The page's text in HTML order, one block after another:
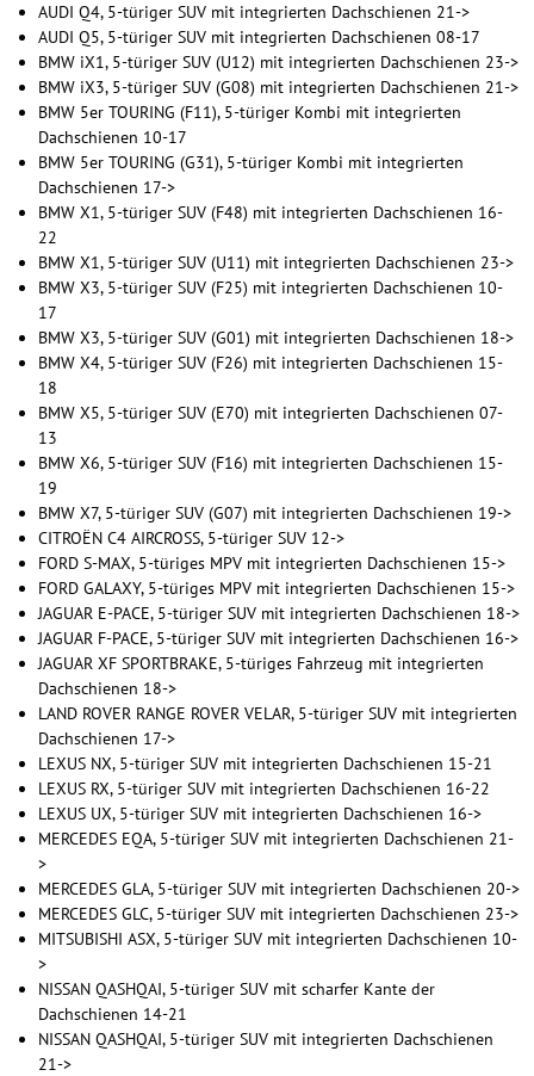
AUDI Q4, 5-türiger SUV mit integrierten Dachschienen 21->
AUDI Q5, 5-türiger SUV mit integrierten Dachschienen 08-17
BMW iX1, 5-türiger SUV (U12) mit integrierten Dachschienen 23->
BMW iX3, 5-türiger SUV (G08) mit integrierten Dachschienen 21->
BMW 5er TOURING (F11), 5-türiger Kombi mit integrierten
Dachschienen 10-17
BMW 5er TOURING (G31), 5-türiger Kombi mit integrierten
Dachschienen 17->
BMW X1, 5-türiger SUV (F48) mit integrierten Dachschienen 16-
22
BMW X1, 5-türiger SUV (U11) mit integrierten Dachschienen 23->
BMW X3, 5-türiger SUV (F25) mit integrierten Dachschienen 10-
17
BMW X3, 5-türiger SUV (G01) mit integrierten Dachschienen 18->
BMW X4, 5-türiger SUV (F26) mit integrierten Dachschienen 15-
18
BMW X5, 5-türiger SUV (E70) mit integrierten Dachschienen 07-
13
BMW X6, 5-türiger SUV (F16) mit integrierten Dachschienen 15-
19
BMW X7, 5-türiger SUV (G07) mit integrierten Dachschienen 19->
CITROËN C4 AIRCROSS, 5-türiger SUV 12->
FORD S-MAX, 5-türiges MPV mit integrierten Dachschienen 15->
FORD GALAXY, 5-türiges MPV mit integrierten Dachschienen 15->
JAGUAR E-PACE, 5-türiger SUV mit integrierten Dachschienen 18->
JAGUAR F-PACE, 5-türiger SUV mit integrierten Dachschienen 16->
JAGUAR XF SPORTBRAKE, 5-türiges Fahrzeug mit integrierten
Dachschienen 18->
LAND ROVER RANGE ROVER VELAR, 5-türiger SUV mit integrierten
Dachschienen 17->
LEXUS NX, 5-türiger SUV mit integrierten Dachschienen 15-21
LEXUS RX, 5-türiger SUV mit integrierten Dachschienen 16-22
LEXUS UX, 5-türiger SUV mit integrierten Dachschienen 16->
MERCEDES EQA, 5-türiger SUV mit integrierten Dachschienen 21-
>
MERCEDES GLA, 5-türiger SUV mit integrierten Dachschienen 20->
MERCEDES GLC, 5-türiger SUV mit integrierten Dachschienen 23->
MITSUBISHI ASX, 5-türiger SUV mit integrierten Dachschienen 10-
>
NISSAN QASHQAI, 5-türiger SUV mit scharfer Kante der
Dachschienen 14-21
NISSAN QASHQAI, 5-türiger SUV mit integrierten Dachschienen
21->